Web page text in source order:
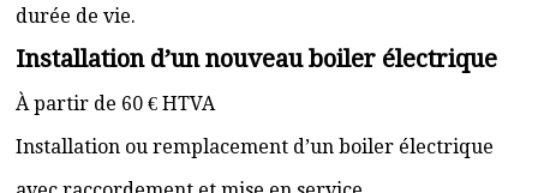
durée de vie.
Installation d’un nouveau boiler électrique
À partir de 60 € HTVA
Installation ou remplacement d’un boiler électrique